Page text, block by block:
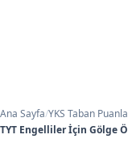
Ana Sayfa/YKS Taban
TYT Engelliler İçin Gölge